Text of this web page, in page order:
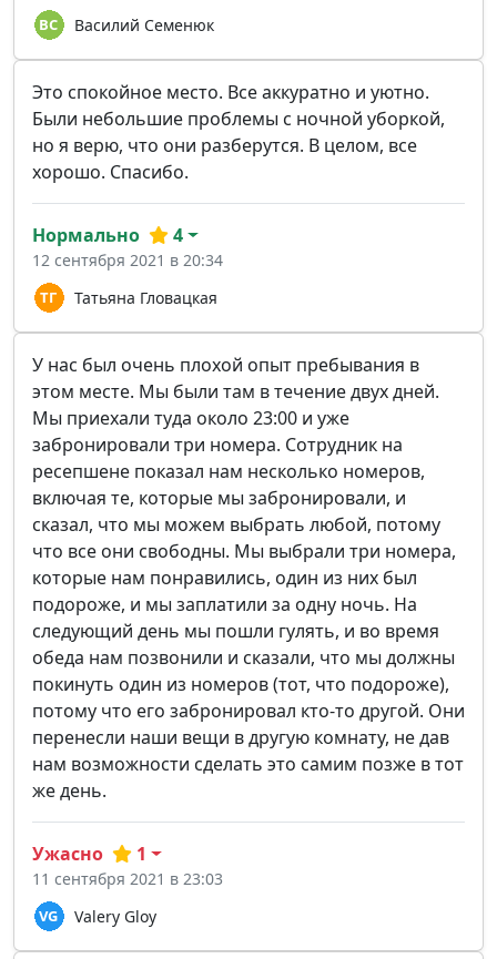
Василий Семенюк
Это спокойное место. Все аккуратно и уютно.
Были небольшие проблемы с ночной уборкой,
но я верю, что они разберутся. В целом, все
хорошо. Спасибо.
Татьяна Гловацкая
Нормально 4
12 сентября 2021 в 20:34
У нас был очень плохой опыт пребывания в
этом месте. Мы были там в течение двух дней.
Мы приехали туда около 23:00 и уже
забронировали три номера. Сотрудник на
ресепшене показал нам несколько номеров,
включая те, которые мы забронировали, и
сказал, что мы можем выбрать любой, потому
что все они свободны. Мы выбрали три номера,
которые нам понравились, один из них был
подороже, и мы заплатили за одну ночь. На
следующий день мы пошли гулять, и во время
обеда нам позвонили и сказали, что мы должны
покинуть один из номеров (тот, что подороже),
потому что его забронировал кто-то другой. Они
перенесли наши вещи в другую комнату, не дав
нам возможности сделать это самим позже в тот
же день.
Valery Gloy
Ужасно 1
11 сентября 2021 в 23:03